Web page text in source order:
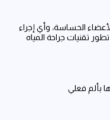
الحساسة، وأي إجراء
تقنيات جراحة المياه
بألم فعلي